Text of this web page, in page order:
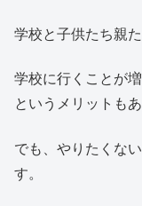
学校と子供たち親
学校に行くことが
というメリットも
でも、やりたくな
す。